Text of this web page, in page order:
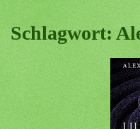
i
n
c
o
n
t
e
n
Schlagwort: